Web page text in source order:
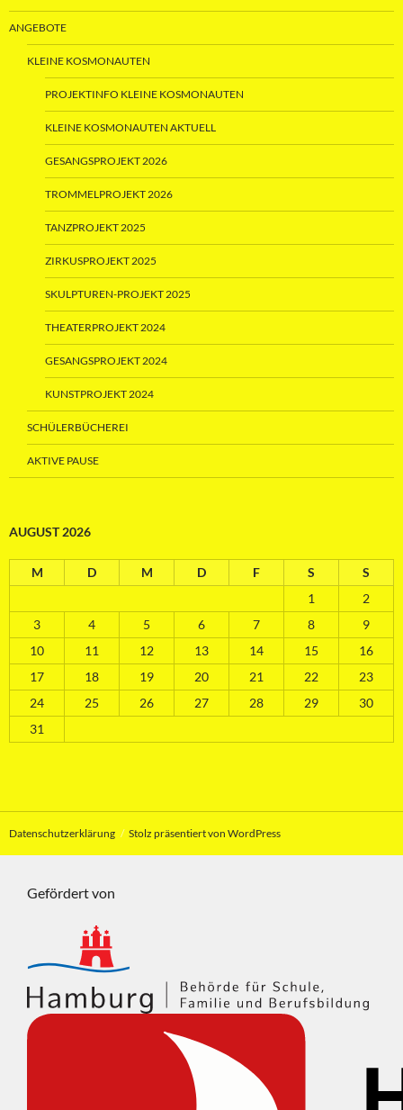
ANGEBOTE
KLEINE KOSMONAUTEN
PROJEKTINFO KLEINE KOSMONAUTEN
KLEINE KOSMONAUTEN AKTUELL
GESANGSPROJEKT 2026
TROMMELPROJEKT 2026
TANZPROJEKT 2025
ZIRKUSPROJEKT 2025
SKULPTUREN-PROJEKT 2025
THEATERPROJEKT 2024
GESANGSPROJEKT 2024
KUNSTPROJEKT 2024
SCHÜLERBÜCHEREI
AKTIVE PAUSE
AUGUST 2026
M D M D F S
S
1
2
3
4 5 6 7 8
9
10
11 12 13 14 15
16
17
18 19 20 21 22
23
24
25 26 27 28 29
30
31
Datenschutzerklärung Stolz präsentiert von WordPress
Gefördert von